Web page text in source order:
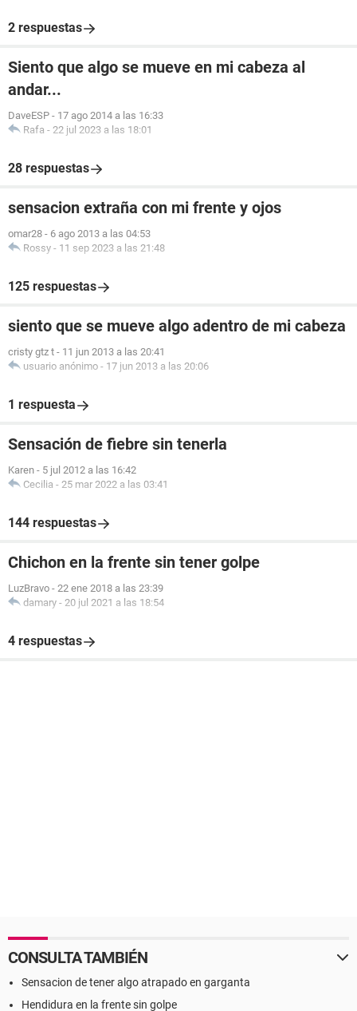
2 respuestas
Siento que algo se mueve en mi cabeza al
andar...
DaveESP - 17 ago 2014 a las 16:33
Rafa - 22 jul 2023 a las 18:01
28 respuestas
sensacion extraña con mi frente y ojos
omar28 - 6 ago 2013 a las 04:53
Rossy - 11 sep 2023 a las 21:48
125 respuestas
siento que se mueve algo adentro de mi cabeza
cristy gtz t - 11 jun 2013 a las 20:41
usuario anónimo - 17 jun 2013 a las 20:06
1 respuesta
Sensación de fiebre sin tenerla
Karen - 5 jul 2012 a las 16:42
Cecilia - 25 mar 2022 a las 03:41
144 respuestas
Chichon en la frente sin tener golpe
LuzBravo - 22 ene 2018 a las 23:39
damary - 20 jul 2021 a las 18:54
4 respuestas
CONSULTA TAMBIÉN
Sensacion de tener algo atrapado en garganta
Hendidura en la frente sin golpe